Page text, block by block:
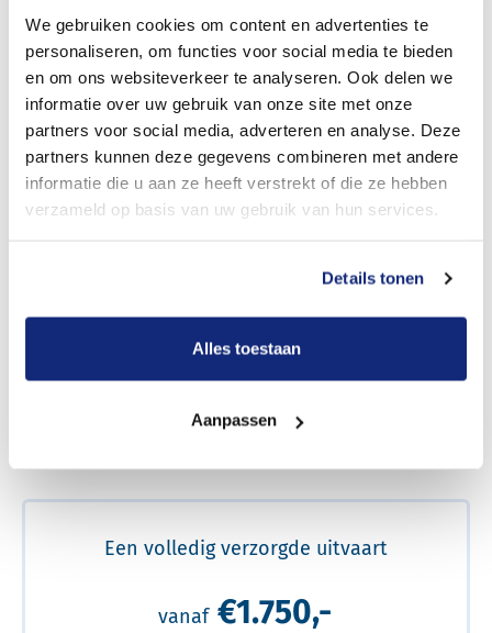
We gebruiken cookies om content en advertenties te
personaliseren, om functies voor social media te bieden
en om ons websiteverkeer te analyseren. Ook delen we
informatie over uw gebruik van onze site met onze
partners voor social media, adverteren en analyse. Deze
partners kunnen deze gegevens combineren met andere
informatie die u aan ze heeft verstrekt of die ze hebben
verzameld op basis van uw gebruik van hun services.
Details tonen
Alles toestaan
Aanpassen
Bekijk tarieven voor crematie
Een betere uitvaart ervaring voor een betere
Een volledig verzorgde uitvaart
vanaf €1.750,-